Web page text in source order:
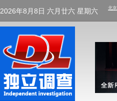
2026年8月8日 六月廿六 星期六